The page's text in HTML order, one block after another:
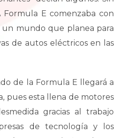
Formula E comenzaba con
mundo que planea para
de autos eléctricos en las
de la Formula E llegará a
pues esta llena de motores
gracias al trabajo
de tecnología y los